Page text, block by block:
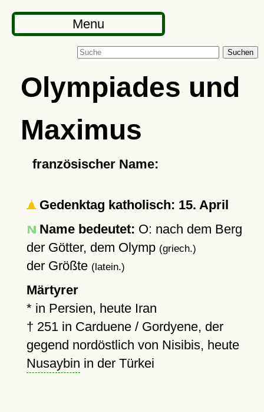
Menu
Suchen
Olympiades und
Maximus
französischer Name:
Gedenktag katholisch: 15. April
Name bedeutet: O: nach dem Berg
der Götter, dem Olymp (griech.)
der Größte (latein.)
Märtyrer
* in Persien, heute Iran
† 251in Carduene / Gordyene, der
gegend nordöstlich von Nisibis, heute
Nusaybin in der Türkei